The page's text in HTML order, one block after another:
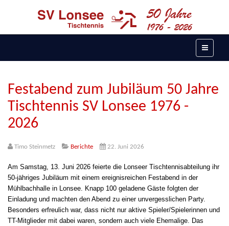
Festabend zum Jubiläum 50 Jahre
Tischtennis SV Lonsee 1976 -
2026
Timo Steinmetz Berichte 22. Juni 2026
Am Samstag, 13. Juni 2026 feierte die Lonseer Tischtennisabteilung ihr
50-jähriges Jubiläum mit einem ereignisreichen Festabend in der
Mühlbachhalle in Lonsee. Knapp 100 geladene Gäste folgten der
Einladung und machten den Abend zu einer unvergesslichen Party.
Besonders erfreulich war, dass nicht nur aktive Spieler/Spielerinnen und
TT-Mitglieder mit dabei waren, sondern auch viele Ehemalige. Das